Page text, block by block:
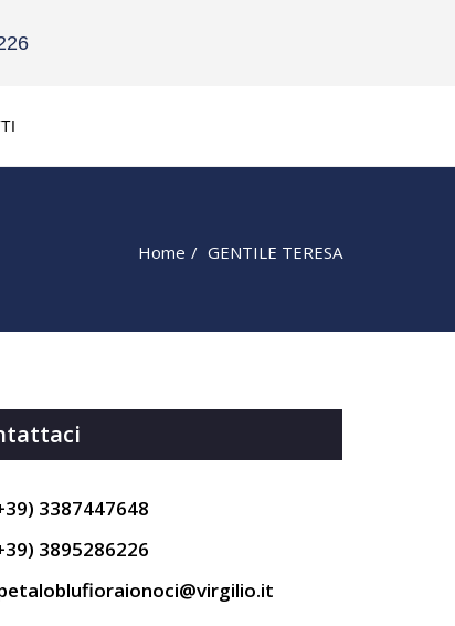
Home GENTILE TERESA
3387447648
3895286226